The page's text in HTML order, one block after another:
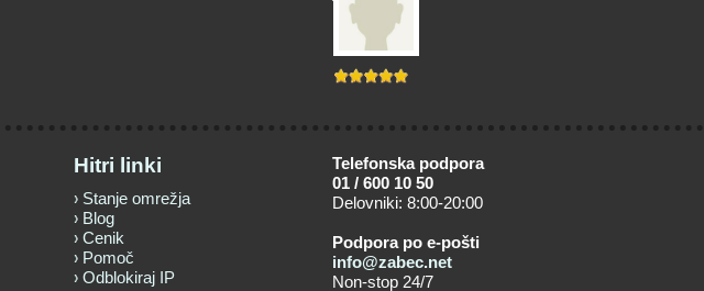
Hitri linki
Stanje omrežja
Blog
Cenik
Pomoč
Odblokiraj IP
Telefonska podpora
01 / 600 10 50
Delovniki: 8:00-20:00
Podpora po e-pošti
info@zabec.net
Non-stop 24/7